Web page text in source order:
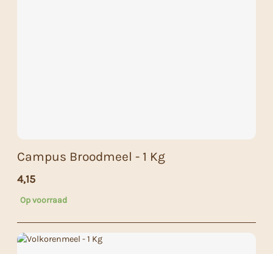
Campus Broodmeel - 1 Kg
4,15
Op voorraad